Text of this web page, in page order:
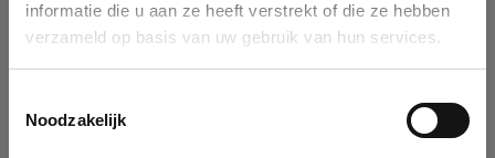
informatie die u aan ze heeft verstrekt of die ze hebben
verzameld op basis van uw gebruik van hun services.
Noodzakelijk
You can search a company in our database by name, VAT or
enterprise ID. When a company is selected it will auto-complete the
form. If you don't find your company in our database, you can create
Ok